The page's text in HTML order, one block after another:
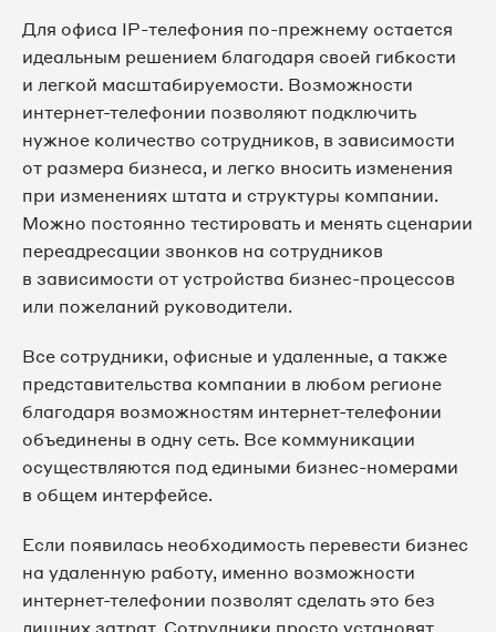
Для офиса IP-телефония по-прежнему остается
идеальным решением благодаря своей гибкости
и легкой масштабируемости. Возможности
интернет-телефонии позволяют подключить
нужное количество сотрудников, в зависимости
от размера бизнеса, и легко вносить изменения
при изменениях штата и структуры компании.
Можно постоянно тестировать и менять сценарии
переадресации звонков на сотрудников
в зависимости от устройства бизнес-процессов
или пожеланий руководители.
Все сотрудники, офисные и удаленные, а также
представительства компании в любом регионе
благодаря возможностям интернет-телефонии
объединены в одну сеть. Все коммуникации
осуществляются под едиными бизнес-номерами
в общем интерфейсе.
Если появилась необходимость перевести бизнес
на удаленную работу, именно возможности
интернет-телефонии позволят сделать это без
лишних затрат. Сотрудники просто установят